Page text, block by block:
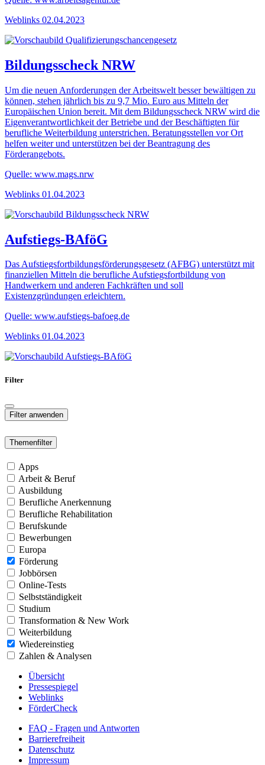
Weblinks 02.04.2023
Bildungsscheck NRW
Um die neuen Anforderungen der Arbeitswelt besser bewältigen zu
können, stehen jährlich bis zu 9,7 Mio. Euro aus Mitteln der
Europäischen Union bereit. Mit dem Bildungsscheck NRW wird die
Eigenverantwortlichkeit der Betriebe und der Beschäftigten für
berufliche Weiterbildung unterstrichen. Beratungsstellen vor Ort
helfen weiter und unterstützen bei der Beantragung des
Förderangebots.
Quelle: www.mags.nrw
Weblinks 01.04.2023
Aufstiegs-BAföG
Das Aufstiegsfortbildungsförderungsgesetz (AFBG) unterstützt mit
finanziellen Mitteln die berufliche Aufstiegsfortbildung von
Handwerkern und anderen Fachkräften und soll
Existenzgründungen erleichtern.
Quelle: www.aufstiegs-bafoeg.de
Weblinks 01.04.2023
Filter
Themenfilter
Apps
Arbeit & Beruf
Ausbildung
Berufliche Anerkennung
Berufliche Rehabilitation
Berufskunde
Bewerbungen
Europa
Förderung
Jobbörsen
Online-Tests
Selbstständigkeit
Studium
Transformation & New Work
Weiterbildung
Wiedereinstieg
Zahlen & Analysen
Übersicht
Pressespiegel
Weblinks
FörderCheck
FAQ - Fragen und Antworten
Barrierefreiheit
Datenschutz
Impressum